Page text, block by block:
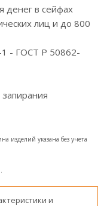
денег в сейфах
лиц и до 800
1 - ГОСТ Р 50862-
изделий указана без учета
и